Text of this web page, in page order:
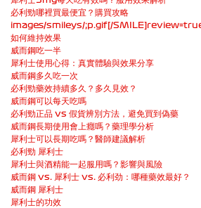
必利勁哪裡買最便宜？購買攻略
images/smileys/;p.gif[/SMILE]review=true]
如何維持效果
威而鋼吃一半
犀利士使用心得：真實體驗與效果分享
威而鋼多久吃一次
必利勁藥效持續多久？多久見效？
威而鋼可以每天吃嗎
必利勁正品 vs 假貨辨別方法，避免買到偽藥
威而鋼長期使用會上癮嗎？藥理學分析
犀利士可以長期吃嗎？醫師建議解析
必利勁 犀利士
犀利士與酒精能一起服用嗎？影響與風險
威而鋼 vs. 犀利士 vs. 必利劲：哪種藥效最好？
威而鋼 犀利士
犀利士的功效